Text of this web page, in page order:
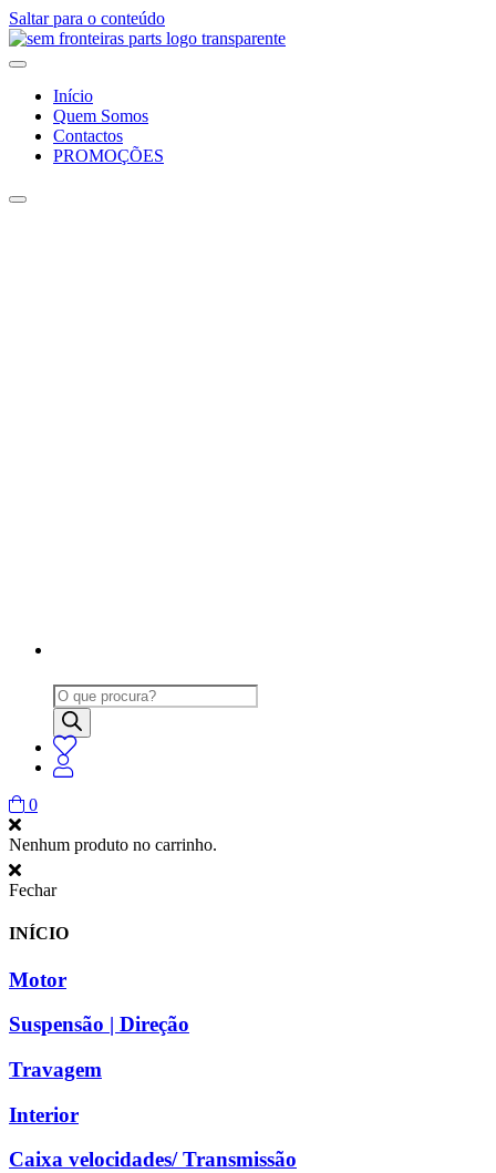
Saltar para o conteúdo
Início
Quem Somos
Contactos
PROMOÇÕES
Products
search
0
Nenhum produto no carrinho.
Fechar
INÍCIO
Motor
Suspensão | Direção
Travagem
Interior
Caixa velocidades/ Transmissão